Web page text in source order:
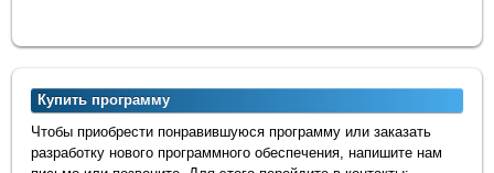
Купить программу
Чтобы приобрести понравившуюся программу или заказать
разработку нового программного обеспечения, напишите нам